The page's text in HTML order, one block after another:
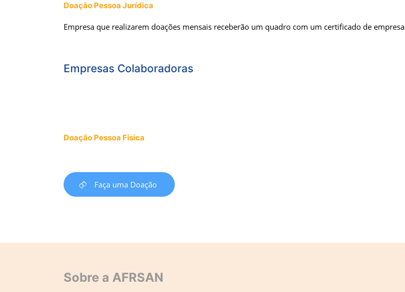
Doação Pessoa Jurídica
Empresa que realizarem doações mensais receberão um quadro com um certificado de empresa
Empresas Colaboradoras
Doação Pessoa Física
Faça uma Doação
Sobre a AFRSAN